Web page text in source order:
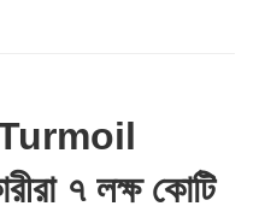
৭ লক্ষ কোটি